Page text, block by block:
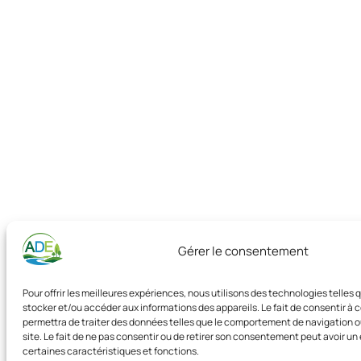
Gérer le consentement
Pour offrir les meilleures expériences, nous utilisons des technologies telles
stocker et/ou accéder aux informations des appareils. Le fait de consentir à
permettra de traiter des données telles que le comportement de navigation
site. Le fait de ne pas consentir ou de retirer son consentement peut avoir
certaines caractéristiques et fonctions.